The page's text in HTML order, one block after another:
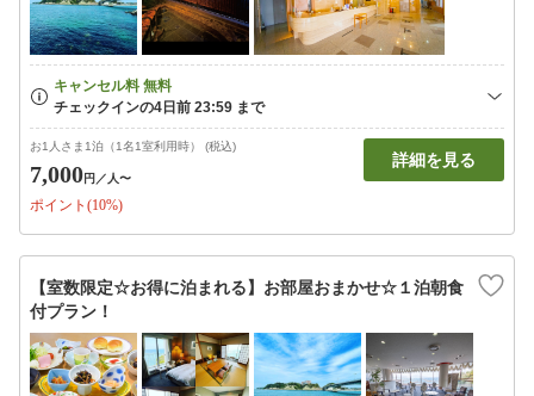
お1人さま1泊（1名1室利用時） (税込)
7,000円 ／人〜
ポイント(10%)
詳細を見る
【室数限定☆お得に泊まれる】お部屋おまかせ☆１泊朝食
付プラン！